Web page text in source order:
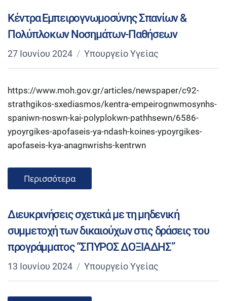
Κέντρα Εμπειρογνωμοσύνης Σπανίων &
Πολύπλοκων Νοσημάτων-Παθήσεων
27 Ιουνίου 2024 Υπουργείο Υγείας
https://www.moh.gov.gr/articles/newspaper/c92-
strathgikos-sxediasmos/kentra-empeirognwmosynhs-
spaniwn-noswn-kai-polyplokwn-pathhsewn/6586-
ypoyrgikes-apofaseis-ya-ndash-koines-ypoyrgikes-
apofaseis-kya-anagnwrishs-kentrwn
Περισσότερα
Διευκρινήσεις σχετικά με τη μηδενική
συμμετοχή των δικαιούχων στις δράσεις του
προγράμματος “ΣΠΥΡΟΣ ΔΟΞΙΑΔΗΣ”
13 Ιουνίου 2024 Υπουργείο Υγείας